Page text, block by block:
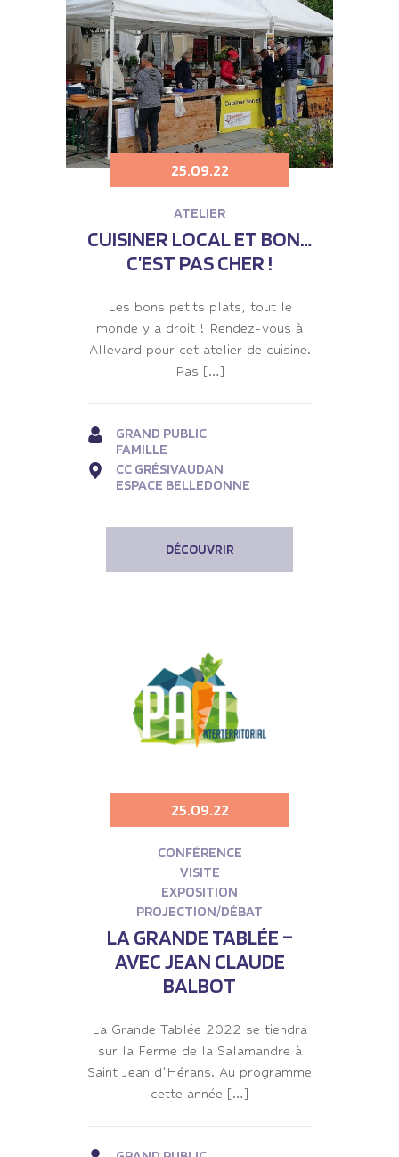
25.09.22
ATELIER
CUISINER LOCAL ET BON…
C’EST PAS CHER !
Les bons petits plats, tout le
monde y a droit ! Rendez-vous à
Allevard pour cet atelier de cuisine.
Pas […]
GRAND PUBLIC
FAMILLE
CC GRÉSIVAUDAN
ESPACE BELLEDONNE
DÉCOUVRIR
25.09.22
CONFÉRENCE
VISITE
EXPOSITION
PROJECTION/DÉBAT
LA GRANDE TABLÉE –
AVEC JEAN CLAUDE
BALBOT
La Grande Tablée 2022 se tiendra
sur la Ferme de la Salamandre à
Saint Jean d’Hérans. Au programme
cette année […]